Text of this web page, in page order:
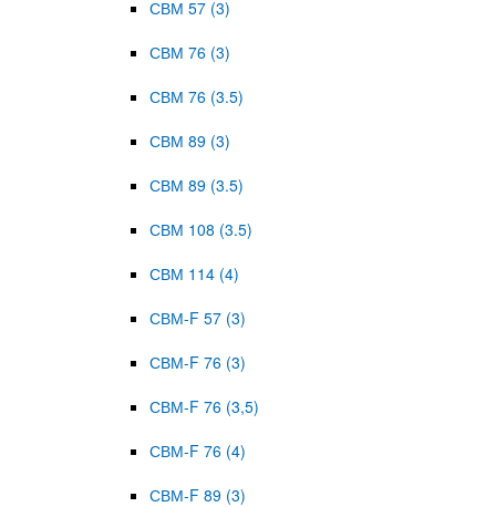
СВМ 57 (3)
СВМ 76 (3)
СВМ 76 (3.5)
СВМ 89 (3)
СВМ 89 (3.5)
СВМ 108 (3.5)
СВМ 114 (4)
СВМ-F 57 (3)
СВМ-F 76 (3)
СВМ-F 76 (3,5)
СВМ-F 76 (4)
СВМ-F 89 (3)